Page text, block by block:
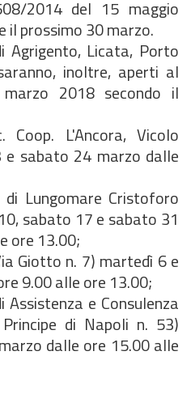
2014 del 15 maggio
il prossimo 30 marzo.
Licata, Porto
inoltre, aperti al
2018 secondo il
L'Ancora, Vicolo
sabato 24 marzo dalle
Lungomare Cristoforo
sabato 17 e sabato 31
ore 13.00;
Giotto n. 7) martedì 6 e
9.00 alle ore 13.00;
e Consulenza
di Napoli n. 53)
dalle ore 15.00 alle